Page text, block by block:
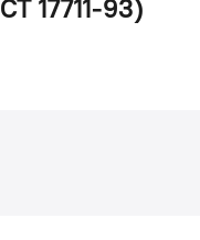
17711-93)